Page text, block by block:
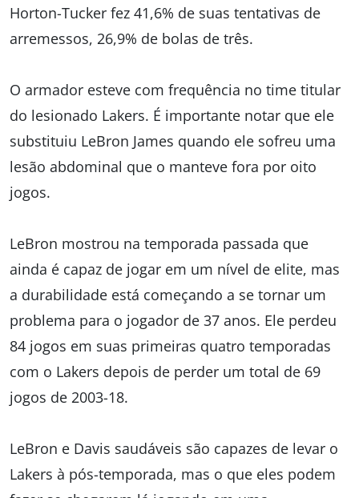
Horton-Tucker fez 41,6% de suas tentativas de
arremessos, 26,9% de bolas de três.
O armador esteve com frequência no time titular
do lesionado Lakers. É importante notar que ele
substituiu LeBron James quando ele sofreu uma
lesão abdominal que o manteve fora por oito
jogos.
LeBron mostrou na temporada passada que
ainda é capaz de jogar em um nível de elite, mas
a durabilidade está começando a se tornar um
problema para o jogador de 37 anos. Ele perdeu
84 jogos em suas primeiras quatro temporadas
com o Lakers depois de perder um total de 69
jogos de 2003-18.
LeBron e Davis saudáveis são capazes de levar o
Lakers à pós-temporada, mas o que eles podem